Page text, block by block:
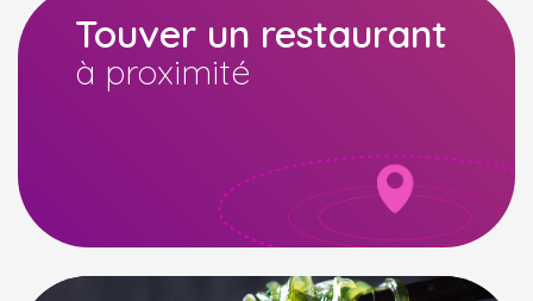
Touver un restaurant
à proximité